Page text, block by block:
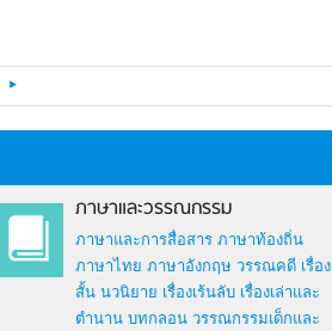
ภาษาและวรรณกรรม
ภาษาและการสื่อสาร ภาษาท้องถิ่น
ภาษาไทย ภาษาอังกฤษ วรรณคดี เรื่อง
สั้น นวนิยาย เรื่องเร้นลับ เรื่องเล่าและ
ตำนาน บทกลอน วรรณกรรมเด็กและ